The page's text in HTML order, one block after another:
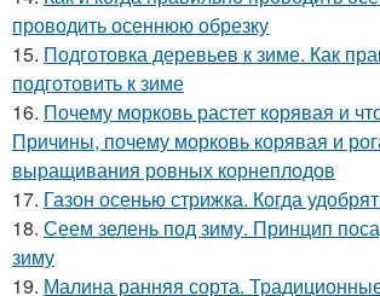
проводить осеннюю обрезку
15. Подготовка деревьев к зиме. Как
подготовить к зиме
16. Почему морковь растет корявая и
Причины, почему морковь корявая и
выращивания ровных корнеплодов
17. Газон осенью стрижка. Когда
18. Сеем зелень под зиму. Принцип
зиму
19. Малина ранняя сорта.